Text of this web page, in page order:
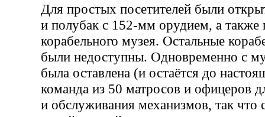
Для простых посетителей были
и полубак с 152-мм орудием, а
корабельного музея. Остальные
были недоступны. Одновременно с
была оставлена (и остаётся до
команда из 50 матросов и офицеров
и обслуживания механизмов, так что